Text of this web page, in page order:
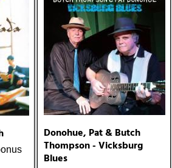
Donohue, Pat & Butch
Thompson - Vicksburg
Blues